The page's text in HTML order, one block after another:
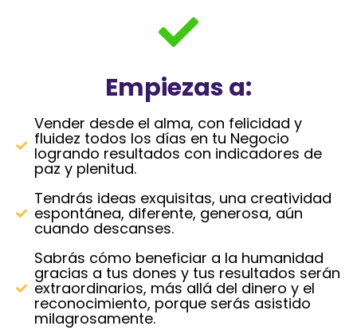
Empiezas a:
Vender desde el alma, con felicidad y
fluidez todos los días en tu Negocio
logrando resultados con indicadores de
paz y plenitud.
Tendrás ideas exquisitas, una creatividad
espontánea, diferente, generosa, aún
cuando descanses.
Sabrás cómo beneficiar a la humanidad
gracias a tus dones y tus resultados serán
extraordinarios, más allá del dinero y el
reconocimiento, porque serás asistido
milagrosamente.